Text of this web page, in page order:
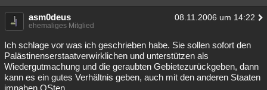
asm0deus 08.11.2006 um 14:22
ehemaliges Mitglied
Ich schlage vor was ich geschrieben habe. Sie sollen sofort den
Palästinenserstaatverwirklichen und unterstützen als
Wiedergutmachung und die geraubten Gebietezurückgeben, dann
kann es ein gutes Verhältnis geben, auch mit den anderen Staaten
imnahen OSten.